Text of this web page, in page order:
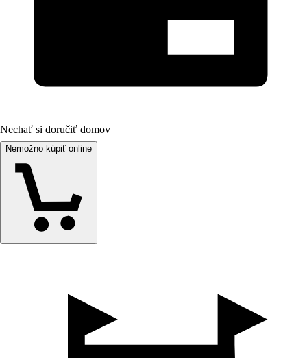
Nechať si doručiť domov
Nemožno kúpiť online